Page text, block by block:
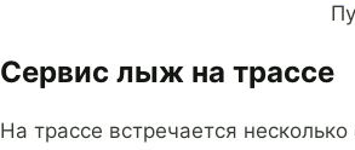
Сервис лыж на трассе
На трассе встречается